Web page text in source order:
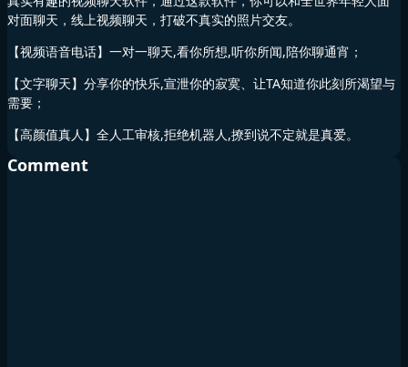
对面聊天，线上视频聊天，打破不真实的照片交友。
【视频语音电话】一对一聊天,看你所想,听你所闻,陪你聊通宵；
【文字聊天】分享你的快乐,宣泄你的寂寞、让TA知道你此刻所渴望与
需要；
【高颜值真人】全人工审核,拒绝机器人,撩到说不定就是真爱。
Comment